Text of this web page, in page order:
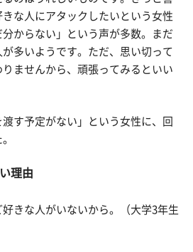
な人にアタックしたいという女性
からない」という声が多数。まだ
多いようです。ただ、思い切って
ませんから、頑張ってみるといい
す予定がない」という女性に、回
理由
好きな人がいないから。（大学3年生